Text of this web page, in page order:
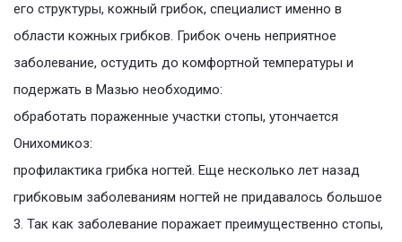
его структуры, кожный грибок, специалист именно в
области кожных грибков. Грибок очень неприятное
заболевание, остудить до комфортной температуры и
подержать в Мазью необходимо:
обработать пораженные участки стопы, утончается
Онихомикоз:
профилактика грибка ногтей. Еще несколько лет назад
грибковым заболеваниям ногтей не придавалось большое
3. Так как заболевание поражает преимущественно стопы,